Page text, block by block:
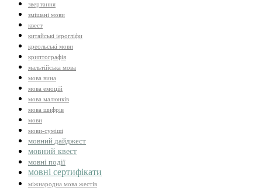
звертання
змішані мови
квест
китайські ієрогліфи
креольські мови
криптографія
мальтійська мова
мова вина
мова емоцій
мова малюнків
мова шифрів
мови
мови-суміші
мовний дайджест
мовний квест
мовні події
мовні сертифікати
міжнародна мова жестів